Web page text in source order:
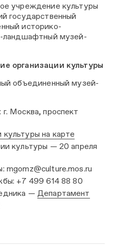
учреждение культуры
государственный
историко-
ландшафтный музей-
организации культуры
объединенный музей-
Москва, проспект
на карте
культуры — 20 апреля
mgomz@culture.mos.ru
+7 499 614 88 80
— Департамент